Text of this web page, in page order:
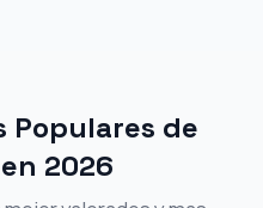
Populares de
2026